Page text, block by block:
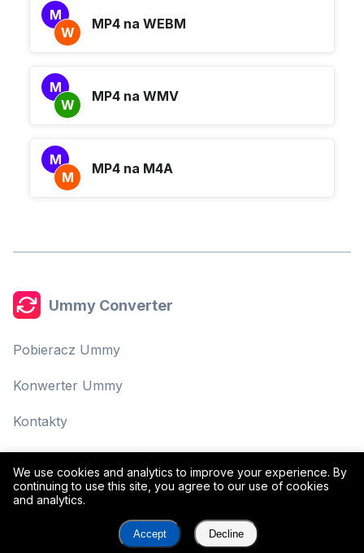
We use cookies and analytics to improve your experience. By
continuing to use this site, you agree to our use of cookies
and analytics.
Accept Decline
M
W
MP4 na WEBM
M
W
MP4 na WMV
M
M
MP4 na M4A
Ummy Converter
Pobieracz Ummy
Konwerter Ummy
Kontakty
Polityka Prywatności
Warunki Użytkowania